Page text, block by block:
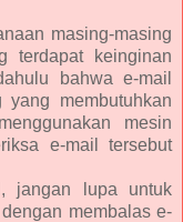
masing-masing
terdapat keinginan
bahwa e-mail
membutuhkan
mesin
e-mail tersebut
jangan lupa untuk
membalas e-